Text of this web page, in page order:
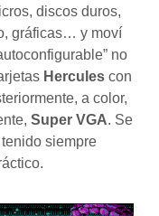
discos duros,
gráficas… y moví
no
Hercules con
a color,
Super VGA. Se
siempre